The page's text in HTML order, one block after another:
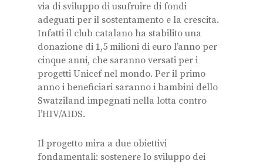
via di sviluppo di usufruire di fondi
adeguati per il sostentamento e la crescita.
Infatti il club catalano ha stabilito una
donazione di 1,5 milioni di euro l’anno per
cinque anni, che saranno versati per i
progetti Unicef nel mondo. Per il primo
anno i beneficiari saranno i bambini dello
Swatziland impegnati nella lotta contro
l’HIV/AIDS.
Il progetto mira a due obiettivi
fondamentali: sostenere lo sviluppo dei